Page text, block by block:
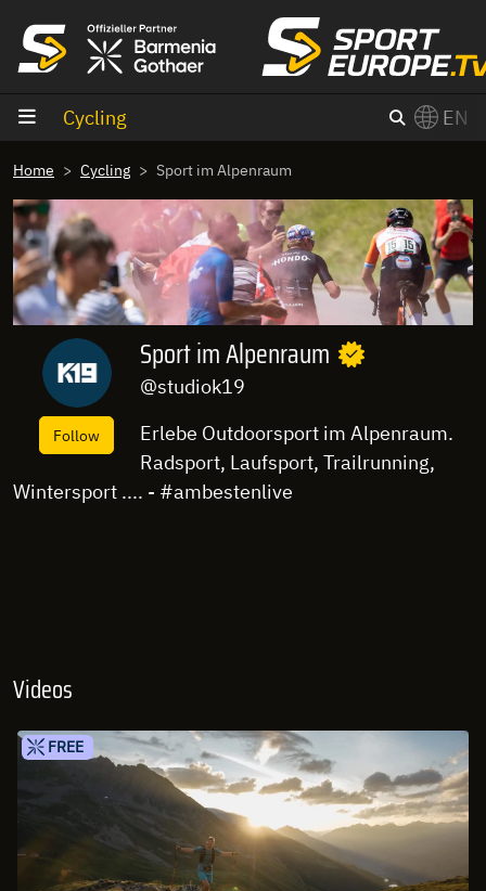
Cycling EN
Home Cycling Sport im Alpenraum
Follow
Sport im Alpenraum
@studiok19
Erlebe Outdoorsport im Alpenraum.
Radsport, Laufsport, Trailrunning,
Wintersport .... - #ambestenlive
Videos
FREE